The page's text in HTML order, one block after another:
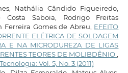
Nathália Cândido Figueiredo,
Costa Saboia, Rodrigo Freitas
Ferreira Gomes de Abreu, EFEITO
ELÉTRICA DE SOLDAGEM
E NA MICRODUREZA DE LIGAS
TEORES DE MOLIBDÊNIO,
Vol. 5, No. 3 (2011)